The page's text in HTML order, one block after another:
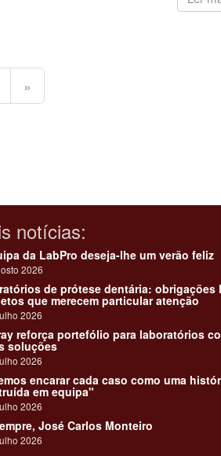
»
notícias:
da LabPro deseja-lhe um verão feliz
2026
de prótese dentária: obrigações
que merecem particular atenção
2026
reforça portefólio para laboratórios
soluções
2026
encarar cada caso como uma
em equipa"
2026
José Carlos Monteiro
2026